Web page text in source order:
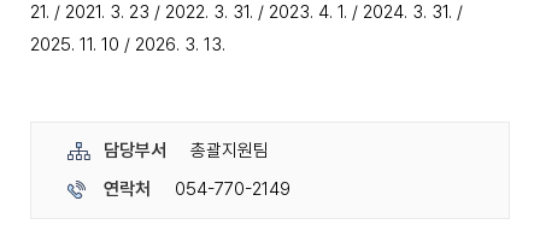
21. / 2021. 3. 23 / 2022. 3. 31. / 2023. 4. 1. / 2024. 3. 31. /
2025. 11. 10 / 2026. 3. 13.
담당부서
총괄지원팀
연락처
054-770-2149